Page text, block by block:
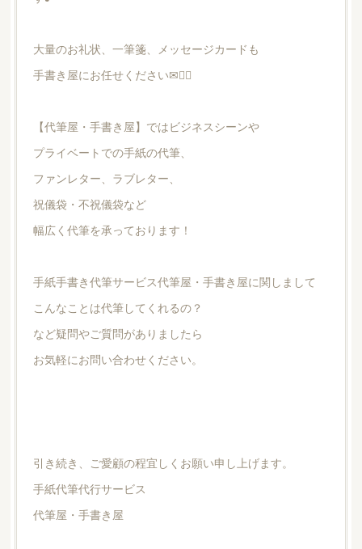
大量のお礼状、一筆箋、メッセージカードも
手書き屋にお任せください✉🙆‍♀️
【代筆屋・手書き屋】ではビジネスシーンや
プライベートでの手紙の代筆、
ファンレター、ラブレター、
祝儀袋・不祝儀袋など
幅広く代筆を承っております！
手紙手書き代筆サービス代筆屋・手書き屋に関しまして
こんなことは代筆してくれるの？
など疑問やご質問がありましたら
お気軽にお問い合わせください。
引き続き、ご愛顧の程宜しくお願い申し上げます。
手紙代筆代行サービス
代筆屋・手書き屋